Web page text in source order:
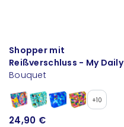
Shopper mit
Reißverschluss - My Daily
Bag
Bouquet
+10
24,90 €